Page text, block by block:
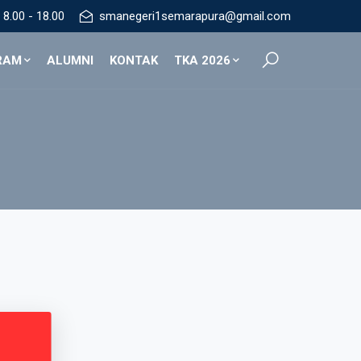
- 18.00 smanegeri1semarapura@gmail.com
ALUMNI KONTAK TKA 2026